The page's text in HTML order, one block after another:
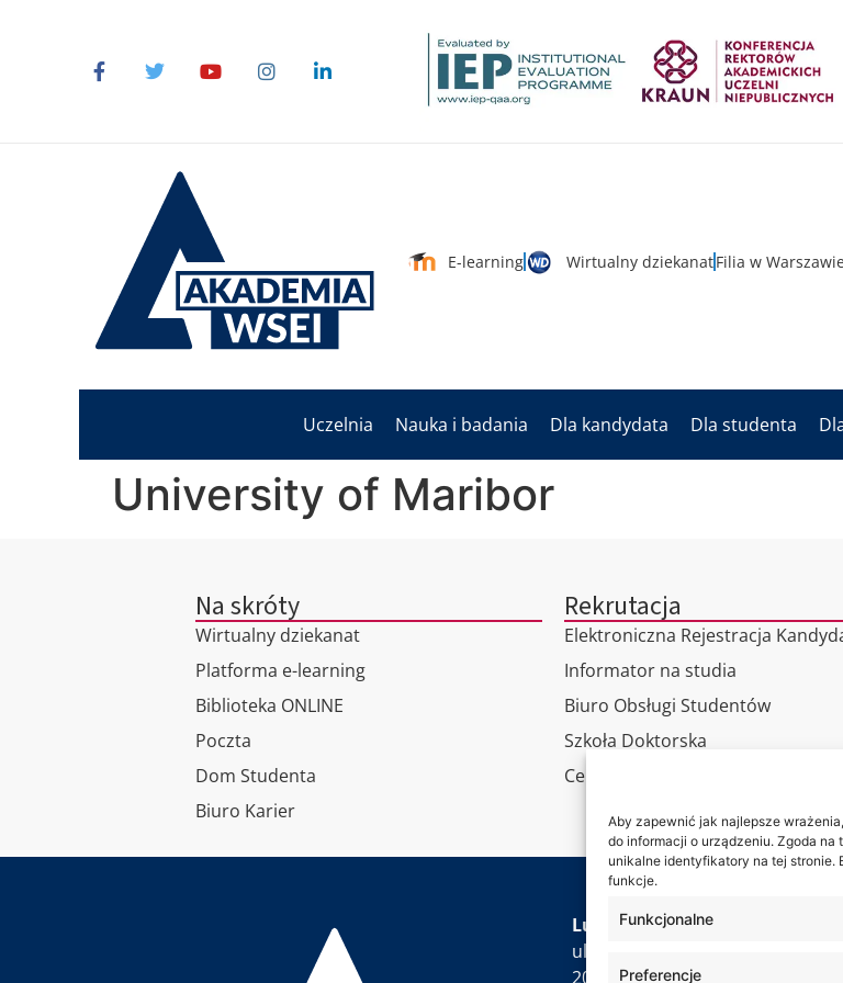
Aby zapewnić jak najlepsze
do informacji o urządzeniu. Zgoda
unikalne identyfikatory na tej
funkcje.
Funkcjonalne
Preferencje
E-learning Wirtualny dziekanatFilia w
Uczelnia Nauka i badania Dla kandydata Dla studenta
University of Maribor
Na skróty
Wirtualny dziekanat
Platforma e-learning
Biblioteka ONLINE
Poczta
Dom Studenta
Biuro Karier
Rekrutacja
Elektroniczna Rejestracja
Informator na studia
Biuro Obsługi Studentów
Szkoła Doktorska
Centrum Studiów Podyplomowych
Lubelska Akademia WSEI
ul. Projektowa 4
20-209 Lublin